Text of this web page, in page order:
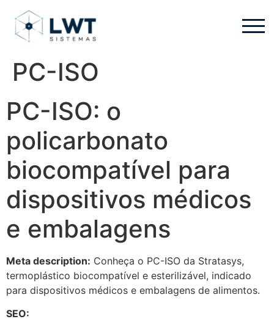
PC-ISO
PC-ISO: o
policarbonato
biocompatível para
dispositivos médicos
e embalagens
Meta description: Conheça o PC-ISO da Stratasys,
termoplástico biocompatível e esterilizável, indicado
para dispositivos médicos e embalagens de alimentos.
SEO: